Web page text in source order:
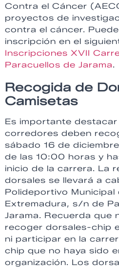
Contra el Cáncer
proyectos de
contra el cáncer.
inscripción en el
Inscripciones XVII
Paracuellos de Jarama.
Recogida de
Camisetas
Es importante
corredores deben
sábado 16 de
de las 10:00 horas y
inicio de la carrera. La
dorsales se llevará a
Polideportivo Municipal
Extremadura, s/n de
Jarama. Recuerda que
recoger dorsales-chip
ni participar en la
chip que no haya sido
organización. Los